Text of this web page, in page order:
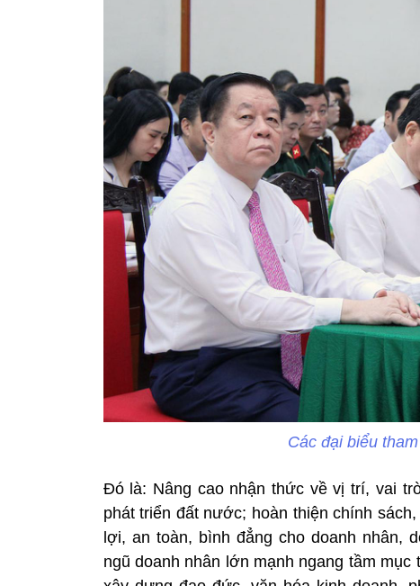
Các đại biểu
Đó là: Nâng cao nhận thức về vị trí, vai
phát triển đất nước; hoàn thiện chính
lợi, an toàn, bình đẳng cho doanh nhân,
ngũ doanh nhân lớn mạnh ngang tầm